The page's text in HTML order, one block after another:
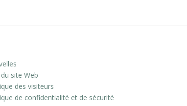
site Web
des visiteurs
de confidentialité et de sécurité